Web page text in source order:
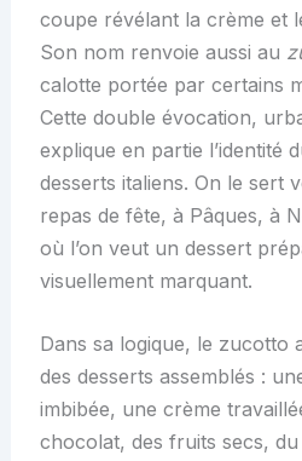
coupe révélant la crème et
Son nom renvoie aussi au
calotte portée par certains
Cette double évocation,
explique en partie l’identité
desserts italiens. On le sert
repas de fête, à Pâques, à
où l’on veut un dessert
visuellement marquant.
Dans sa logique, le zucotto
des desserts assemblés :
imbibée, une crème
chocolat, des fruits secs,